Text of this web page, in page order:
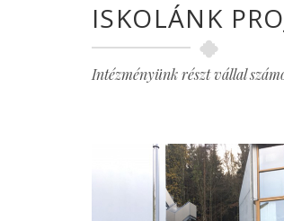
ISKOLÁNK
Intézményünk részt vállal